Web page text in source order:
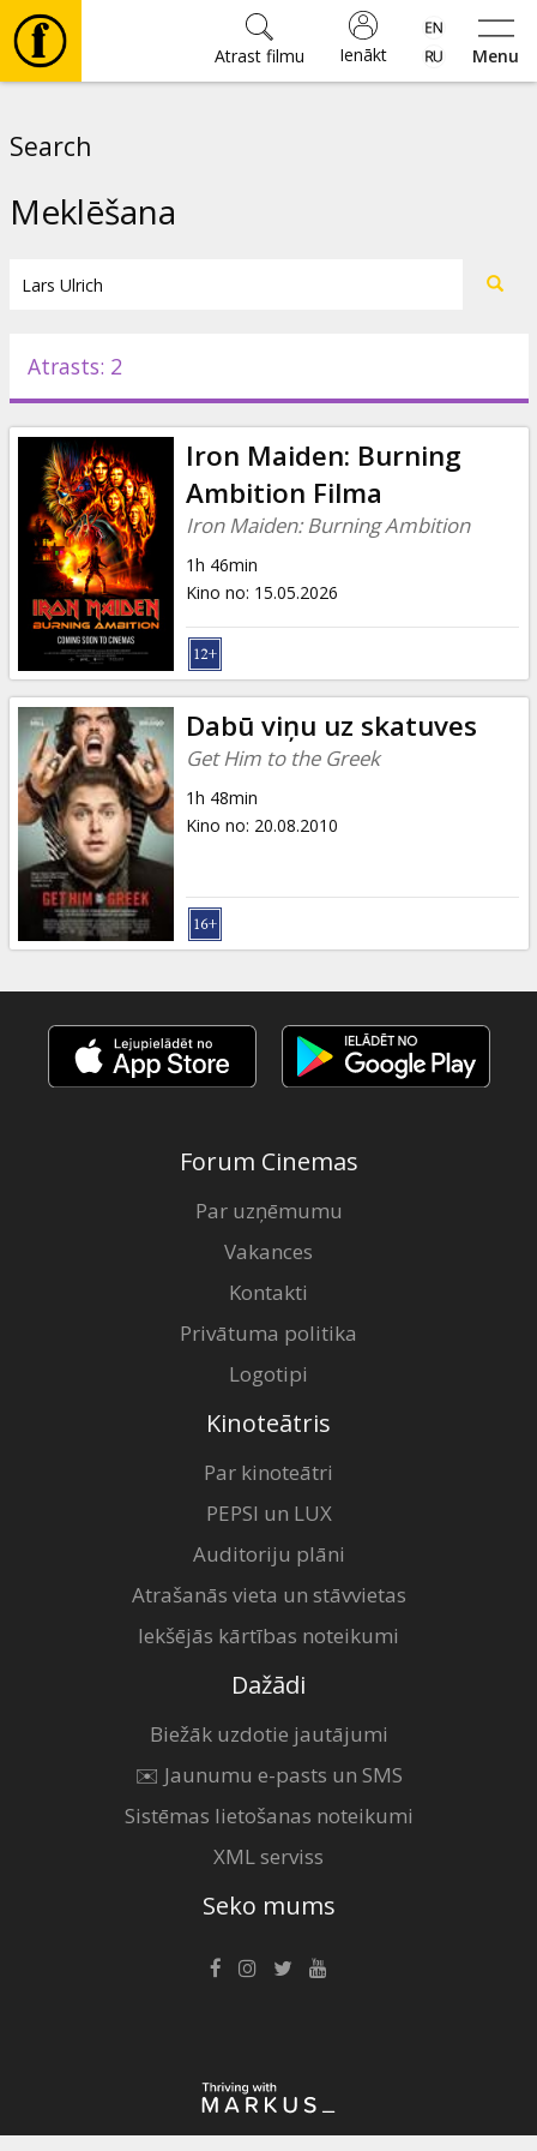
Menu
Ienākt
Atrast filmu
Pasākumi
Ziņas
Dāvanu
kartes
Uzkodas
B2B
Kino
Klubs
Search
Meklēšana
Atrasts: 2
Iron Maiden: Burning
Ambition Filma
Iron Maiden: Burning Ambition
1h 46min
Kino no: 15.05.2026
Dabū viņu uz skatuves
Get Him to the Greek
1h 48min
Kino no: 20.08.2010
Forum Cinemas
Par uzņēmumu
Vakances
Kontakti
Privātuma politika
Logotipi
Kinoteātris
Par kinoteātri
PEPSI un LUX
Auditoriju plāni
Atrašanās vieta un stāvvietas
Iekšējās kārtības noteikumi
Dažādi
Biežāk uzdotie jautājumi
✉️ Jaunumu e-pasts un SMS
Sistēmas lietošanas noteikumi
XML serviss
Seko mums